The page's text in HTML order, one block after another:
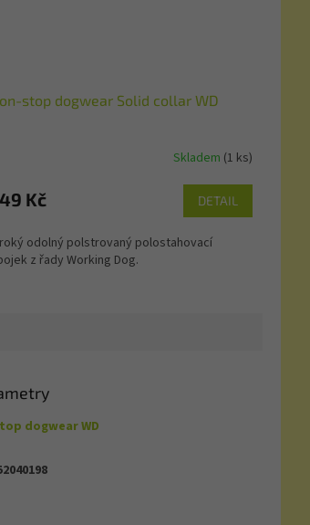
stop dogwear Solid collar WD
Skladem (1 ks)
Kč DETAIL
odolný polstrovaný polostahovací
z řady Working Dog.
dogwear WD